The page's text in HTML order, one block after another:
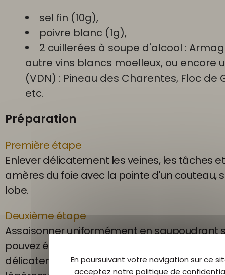
sel fin (10g),
poivre blanc (1g),
2 cuillerées à soupe d'alcool :
autre vins blancs moelleux, ou encore
(VDN) : Pineau des Charentes, Floc de
etc.
Préparation
Première étape
Enlever délicatement les veines, les tâches
amères du foie avec la pointe d'un couteau,
lobe.
Deuxième étape
Assaisonner uniformément en saupoudrant
pouvez également ajouter 1g de sucre.
délicatement dans une terrine en terre cuite
En poursuivant votre navigation sur ce
acceptez notre politique de